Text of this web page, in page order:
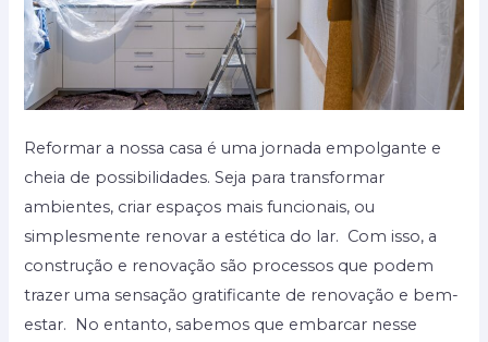
Reformar a nossa casa é uma jornada empolgante e
cheia de possibilidades. Seja para transformar
ambientes, criar espaços mais funcionais, ou
simplesmente renovar a estética do lar. Com isso, a
construção e renovação são processos que podem
trazer uma sensação gratificante de renovação e bem-
estar. No entanto, sabemos que embarcar nesse